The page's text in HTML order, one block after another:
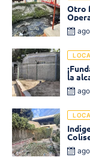
Otro
de la
la